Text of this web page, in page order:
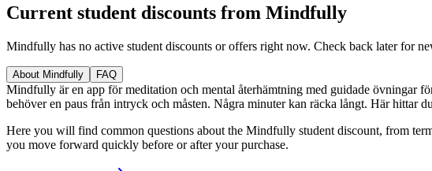
Current student discounts from Mindfully
Mindfully has no active student discounts or offers right now. Check back later for
About Mindfully FAQ
Mindfully är en app för meditation och mental återhämtning med guidade övningar
behöver en paus från intryck och måsten. Några minuter kan räcka långt. Här hittar
Here you will find common questions about the Mindfully student discount, from
you move forward quickly before or after your purchase.